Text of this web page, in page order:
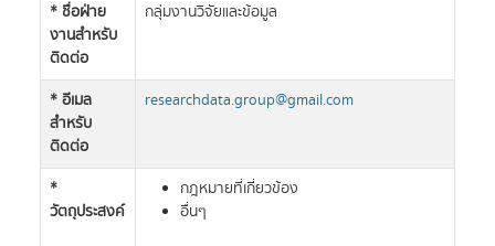
* ชื่อฝ่าย
งานสำหรับ
ติดต่อ
กลุ่มงานวิจัยและข้อมูล
* อีเมล
สำหรับ
ติดต่อ
researchdata.group@gmail.com
*
วัตถุประสงค์
กฎหมายที่เกี่ยวข้อง
อื่นๆ